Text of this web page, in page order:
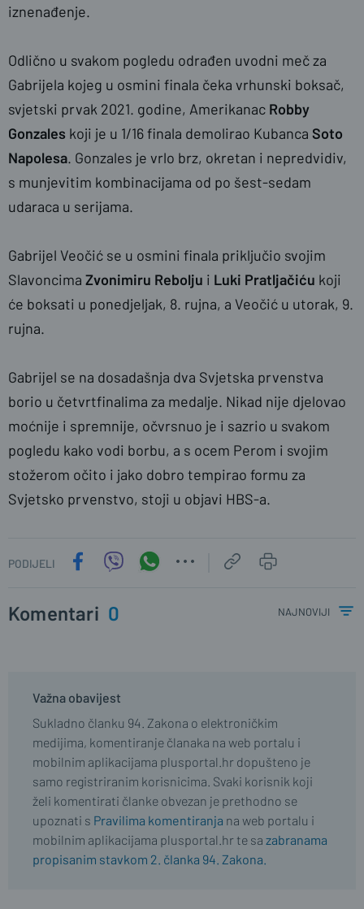
iznenađenje.
Odlično u svakom pogledu odrađen uvodni meč za
Gabrijela kojeg u osmini finala čeka vrhunski boksač,
svjetski prvak 2021. godine, Amerikanac Robby
Gonzales koji je u 1/16 finala demolirao Kubanca Soto
Napolesa. Gonzales je vrlo brz, okretan i nepredvidiv,
s munjevitim kombinacijama od po šest-sedam
udaraca u serijama.
Gabrijel Veočić se u osmini finala priključio svojim
Slavoncima Zvonimiru Rebolju i Luki Pratljačiću koji
će boksati u ponedjeljak, 8. rujna, a Veočić u utorak, 9.
rujna.
Gabrijel se na dosadašnja dva Svjetska prvenstva
borio u četvrtfinalima za medalje. Nikad nije djelovao
moćnije i spremnije, očvrsnuo je i sazrio u svakom
pogledu kako vodi borbu, a s ocem Perom i svojim
stožerom očito i jako dobro tempirao formu za
Svjetsko prvenstvo, stoji u objavi HBS-a.
PODIJELI
Komentari 0 najnoviji
Važna obavijest
Sukladno članku 94. Zakona o elektroničkim
medijima, komentiranje članaka na web portalu i
mobilnim aplikacijama plusportal.hr dopušteno je
samo registriranim korisnicima. Svaki korisnik koji
želi komentirati članke obvezan je prethodno se
upoznati s Pravilima komentiranja na web portalu i
mobilnim aplikacijama plusportal.hr te sa zabranama
propisanim stavkom 2. članka 94. Zakona.